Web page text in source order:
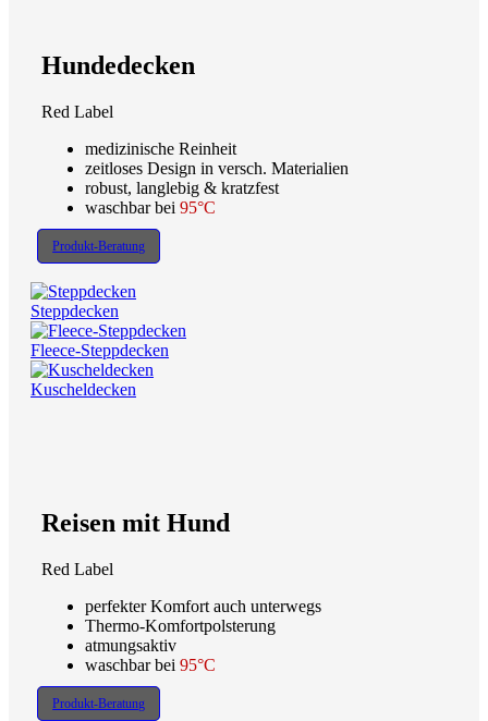
Hundedecken
Red Label
medizinische Reinheit
zeitloses Design in versch. Materialien
robust, langlebig & kratzfest
waschbar bei 95°C
Produkt-Beratung
Steppdecken
Fleece-Steppdecken
Kuscheldecken
Reisen mit Hund
Red Label
perfekter Komfort auch unterwegs
Thermo-Komfortpolsterung
atmungsaktiv
waschbar bei 95°C
Produkt-Beratung